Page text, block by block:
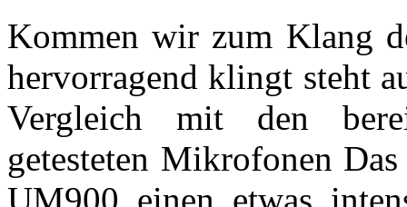
Kommen wir zum Klang
hervorragend klingt steht
Vergleich mit den
getesteten Mikrofonen
UM900 einen etwas